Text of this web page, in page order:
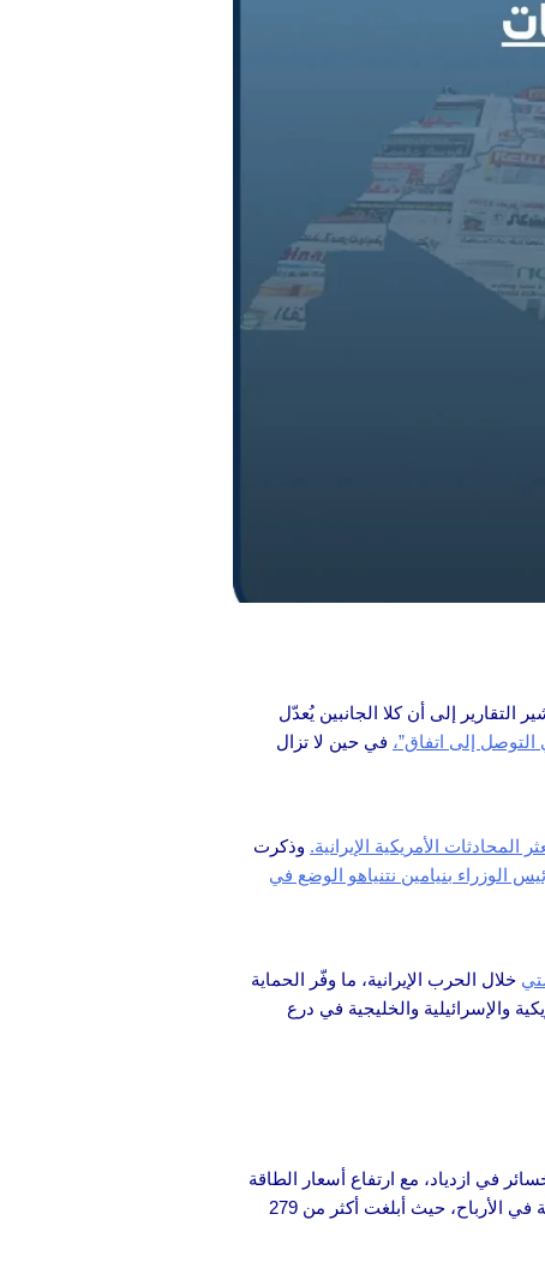
إلى أن كلا الجانبين يُعدّل
إلى اتفاق”، في حين لا تزال
الأمريكية الإيرانية. وذكرت
الوزراء بنيامين نتنياهو الوضع في
خلال الحرب الإيرانية، ما وفّر الحماية
والإسرائيلية والخليجية في درع
في ازدياد، مع ارتفاع أسعار الطاقة
لتتجاوز 100 دولار أمريكي للبرميل، واضطراب سلاسل التوريد. وتواجه شركات الطيران وصناعة السيارات وشركات السلع الاستهلاكية خسائر فادحة في الأرباح، حيث أبلغت أكثر من 279